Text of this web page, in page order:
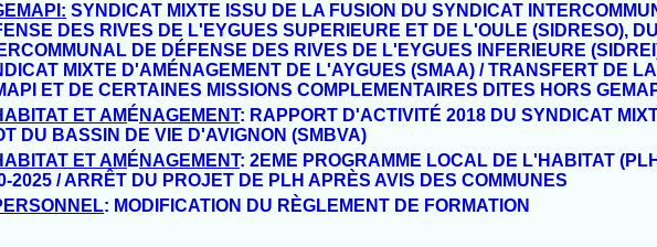
EMAPI : SYNDICAT MIXTE ISSU DE LA FUSION DU SYNDICAT
DES RIVES DE L'EYGUESSUPERIEURE ET DE L'OULE (SIDRESO),
DE D É FENSE DES RIVES DE L'EYGUES
INFERIEURE
MIXTE D'AM É NAGEMENT DE L'AYGUES (S MAA) / TRANSFERT DE
ET DE CERTAINES MISSIONS COMPLEMENTAIRES DITES HORS
ET AM É NAGEMENT: RAPPORT D'ACTIVITÉ 2018 DUSYNDICAT M
DU BASSIN DE VIE D'AVIGNON(SMBVA)
ET AM É NAGEMENT:2EME PROGRAMME LOCAL DE L'HABITAT
-2025 / ARRÊT DU PROJET DE PLH APRÈS AVIS DES COMMUNES
: MODIFICATION DU RÈGLEMENT DE FORMATION